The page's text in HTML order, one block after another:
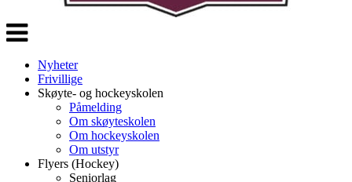
Veksle
navigasjon
Nyheter
Frivillige
Skøyte- og hockeyskolen
Påmelding
Om skøyteskolen
Om hockeyskolen
Om utstyr
Flyers (Hockey)
Seniorlag